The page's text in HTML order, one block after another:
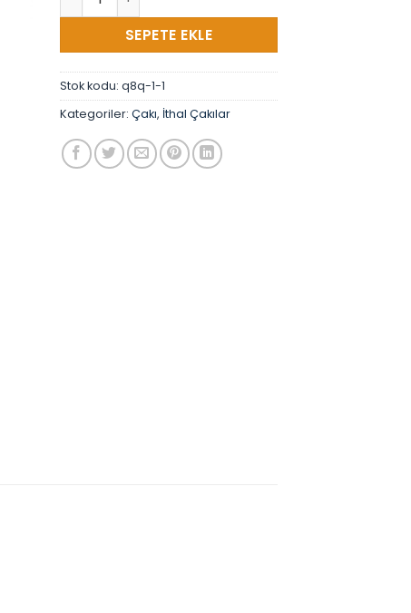
SEPETE EKLE
Stok kodu: q8q-1-1
Kategoriler: Çakı, İthal Çakılar